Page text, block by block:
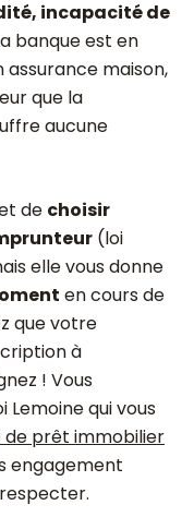
incapacité de
banque est en
maison,
que la
aucune
de choisir
(loi
elle vous donne
en cours de
que votre
à
! Vous
Lemoine qui vous
de prêt immobilier
engagement